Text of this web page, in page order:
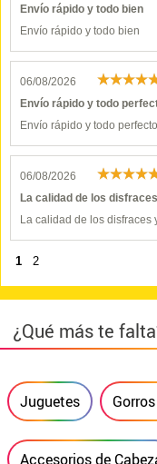
Envío rápido y todo bien
Envío rápido y todo bien
06/08/2026
Envío rápido y todo
Envío rápido y todo perfecto
06/08/2026
La calidad de los
La calidad de los disfraces
1 2
¿Qué más te
Juguetes
Accesorios de